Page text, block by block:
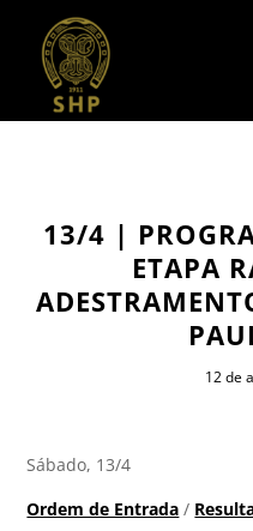
13/4 |
ETAPA
12 de
Sábado, 13/4
Ordem de Entrada /